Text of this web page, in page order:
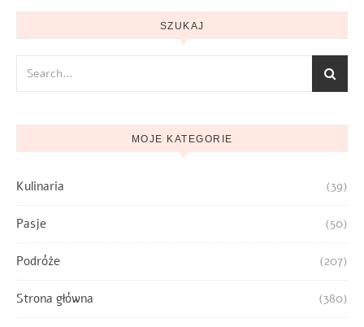
SZUKAJ
MOJE KATEGORIE
Kulinaria (39)
Pasje (50)
Podróże (207)
Strona główna (380)